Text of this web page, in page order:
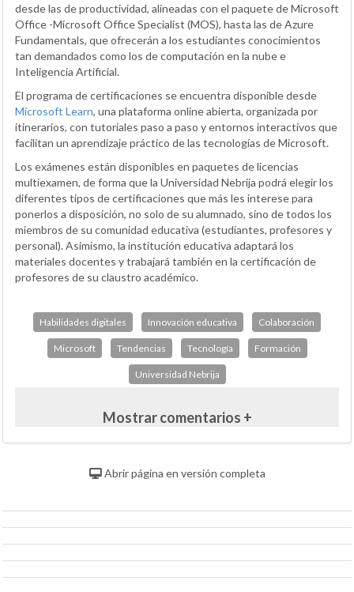
desde las de productividad, alineadas con el paquete de Microsoft
Office -Microsoft Office Specialist (MOS), hasta las de Azure
Fundamentals, que ofrecerán a los estudiantes conocimientos
tan demandados como los de computación en la nube e
Inteligencia Artificial.
El programa de certificaciones se encuentra disponible desde
Microsoft Learn, una plataforma online abierta, organizada por
itinerarios, con tutoriales paso a paso y entornos interactivos que
facilitan un aprendizaje práctico de las tecnologías de Microsoft.
Los exámenes están disponibles en paquetes de licencias
multiexamen, de forma que la Universidad Nebrija podrá elegir los
diferentes tipos de certificaciones que más les interese para
ponerlos a disposición, no solo de su alumnado, sino de todos los
miembros de su comunidad educativa (estudiantes, profesores y
personal). Asimismo, la institución educativa adaptará los
materiales docentes y trabajará también en la certificación de
profesores de su claustro académico.
Habilidades digitales Innovación educativa Colaboración
Microsoft Tendencias Tecnología Formación
Universidad Nebrija
Mostrar comentarios +
Abrir página en versión completa